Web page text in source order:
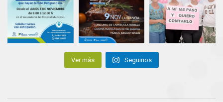
Ver más Seguinos